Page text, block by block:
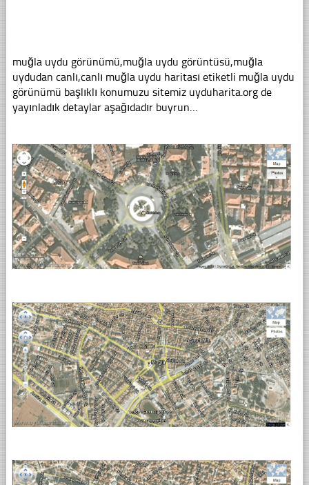
muğla uydu görünümü,muğla uydu görüntüsü,muğla
uydudan canlı,canlı muğla uydu haritası etiketli muğla uydu
görünümü başlıklı konumuzu sitemiz uyduharita.org de
yayınladık detaylar aşağıdadır buyrun…